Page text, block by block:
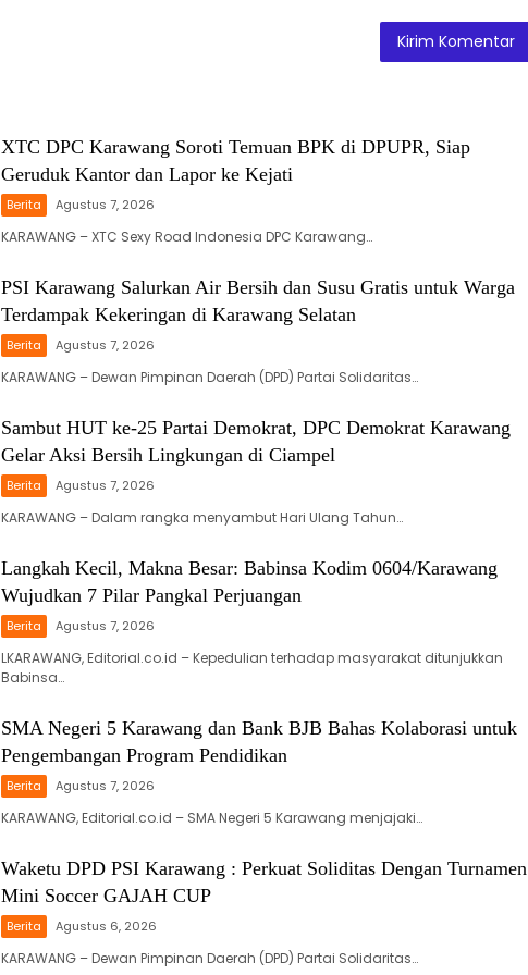
XTC DPC Karawang Soroti Temuan BPK di DPUPR, Siap
Geruduk Kantor dan Lapor ke Kejati
Berita Agustus 7, 2026
KARAWANG – XTC Sexy Road Indonesia DPC Karawang…
PSI Karawang Salurkan Air Bersih dan Susu Gratis untuk Warga
Terdampak Kekeringan di Karawang Selatan
Berita Agustus 7, 2026
KARAWANG – Dewan Pimpinan Daerah (DPD) Partai Solidaritas…
Sambut HUT ke-25 Partai Demokrat, DPC Demokrat Karawang
Gelar Aksi Bersih Lingkungan di Ciampel
Berita Agustus 7, 2026
KARAWANG – Dalam rangka menyambut Hari Ulang Tahun…
Langkah Kecil, Makna Besar: Babinsa Kodim 0604/Karawang
Wujudkan 7 Pilar Pangkal Perjuangan
Berita Agustus 7, 2026
LKARAWANG, Editorial.co.id – Kepedulian terhadap masyarakat ditunjukkan
Babinsa…
SMA Negeri 5 Karawang dan Bank BJB Bahas Kolaborasi untuk
Pengembangan Program Pendidikan
Berita Agustus 7, 2026
KARAWANG, Editorial.co.id – SMA Negeri 5 Karawang menjajaki…
Waketu DPD PSI Karawang : Perkuat Soliditas Dengan Turnamen
Mini Soccer GAJAH CUP
Berita Agustus 6, 2026
KARAWANG – Dewan Pimpinan Daerah (DPD) Partai Solidaritas…